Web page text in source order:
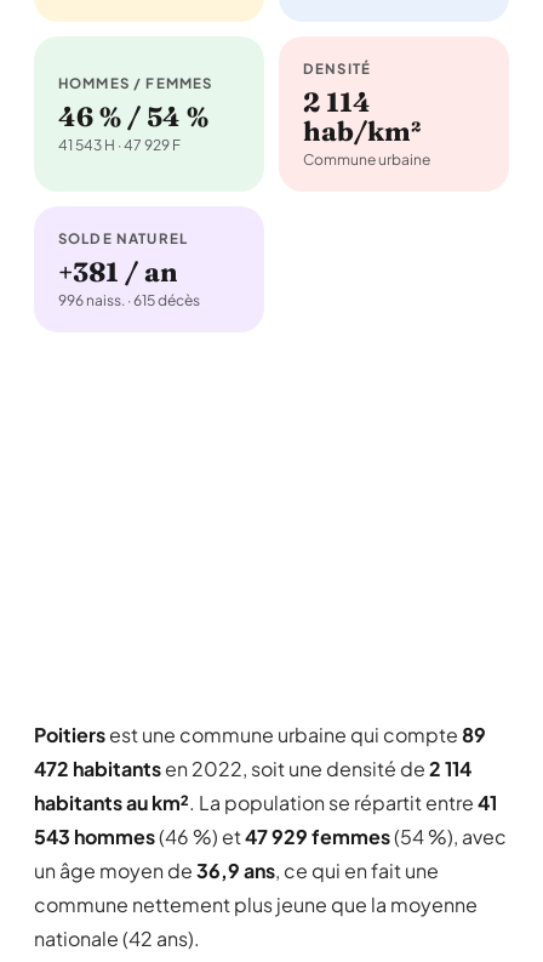
HOMMES / FEMMES
46 % / 54 %
41 543 H · 47 929 F
DENSITÉ
2 114
hab/km²
Commune urbaine
SOLDE NATUREL
+381 / an
996 naiss. · 615 décès
Poitiersest une commune urbaine qui compte89
472 habitantsen 2022, soit une densité de2 114
habitants au km². La population se répartit entre41
543 hommes(46 %) et47 929 femmes(54 %), avec
un âge moyen de36,9 ans, ce qui en fait une
commune nettement plus jeune que la moyenne
nationale (42 ans).